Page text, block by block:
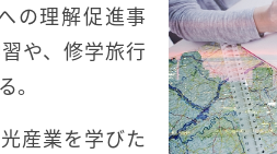
の理解促進事
や、修学旅行
産業を学びた